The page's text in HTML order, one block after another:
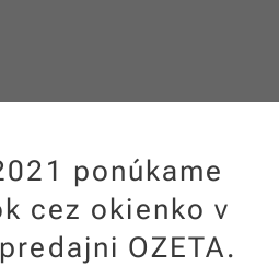
ponúkame
cez okienko v
OZETA.